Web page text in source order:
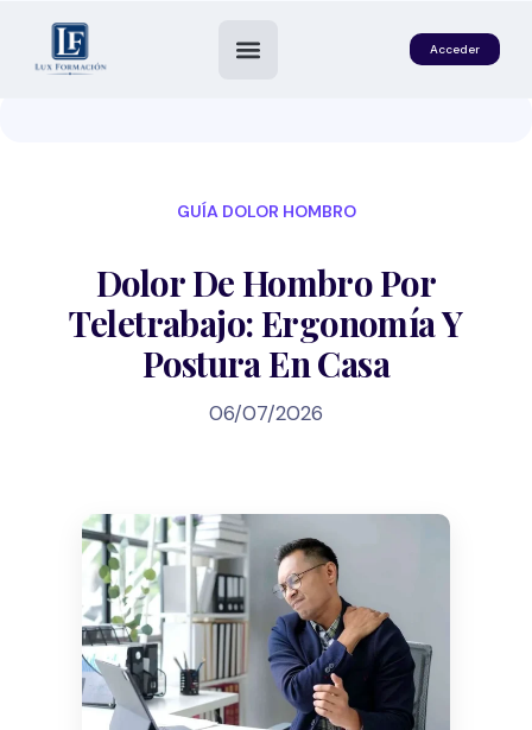
Acceder
GUÍA DOLOR HOMBRO
Dolor De Hombro Por
Teletrabajo: Ergonomía Y
Postura En Casa
06/07/2026